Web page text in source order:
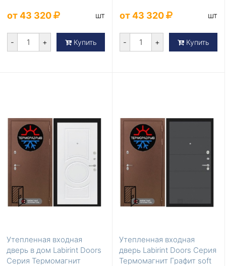
от 43 320 шт
- + Купить
от 43 320 шт
- + Купить
Утепленная входная
дверь в дом Labirint Doors
Серия Термомагнит
Утепленная входная
дверь Labirint Doors Серия
Термомагнит Графит soft